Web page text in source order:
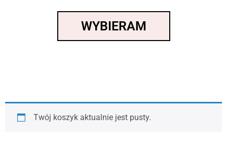
WYBIERAM
Twój koszyk aktualnie jest pusty.